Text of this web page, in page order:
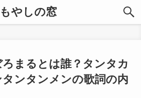
もやしの窓
まるとは誰？タンタカ
ンタンメンの歌詞の内